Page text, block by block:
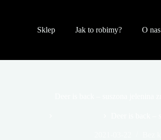
Sklep
Jak to robimy? O nas